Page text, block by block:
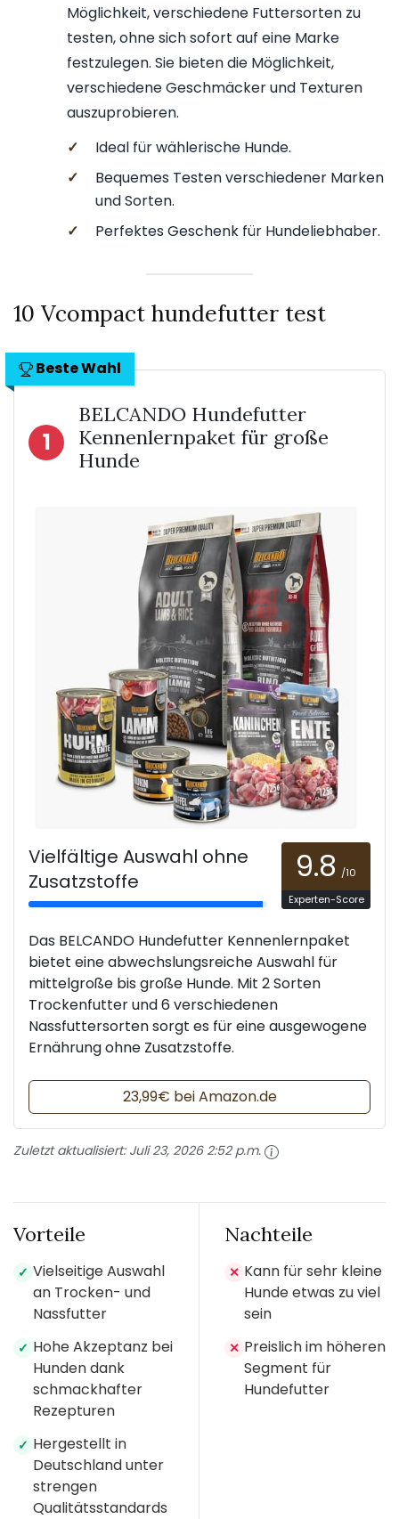
Möglichkeit, verschiedene Futtersorten zu
testen, ohne sich sofort auf eine Marke
festzulegen. Sie bieten die Möglichkeit,
verschiedene Geschmäcker und Texturen
auszuprobieren.
✓
Ideal für wählerische Hunde.
✓
Bequemes Testen verschiedener Marken
und Sorten.
✓
Perfektes Geschenk für Hundeliebhaber.
10 Vcompact hundefutter test
Beste Wahl
1
BELCANDO Hundefutter
Kennenlernpaket für große
Hunde
Vielfältige Auswahl ohne
Zusatzstoffe
9.8 /10
Experten-Score
Das BELCANDO Hundefutter Kennenlernpaket
bietet eine abwechslungsreiche Auswahl für
mittelgroße bis große Hunde. Mit 2 Sorten
Trockenfutter und 6 verschiedenen
Nassfuttersorten sorgt es für eine ausgewogene
Ernährung ohne Zusatzstoffe.
23,99€ bei Amazon.de
Zuletzt aktualisiert: Juli 23, 2026 2:52 p.m.
Vorteile
✓ Vielseitige Auswahl
an Trocken- und
Nassfutter
✓ Hohe Akzeptanz bei
Hunden dank
schmackhafter
Rezepturen
✓ Hergestellt in
Deutschland unter
strengen
Qualitätsstandards
Nachteile
✕ Kann für sehr kleine
Hunde etwas zu viel
sein
✕ Preislich im höheren
Segment für
Hundefutter